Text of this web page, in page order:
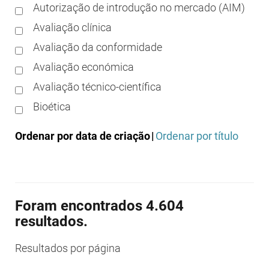
Autorização de introdução no mercado (AIM)
Avaliação clínica
Avaliação da conformidade
Avaliação económica
Avaliação técnico-científica
Bioética
Boas práticas de distribuição
Boas práticas de investigação
Boas práticas de laboratório
Boas práticas regulamentares
Ordenar por data de criação| Ordenar por título
Foram encontrados 4.604
resultados.
Resultados por página